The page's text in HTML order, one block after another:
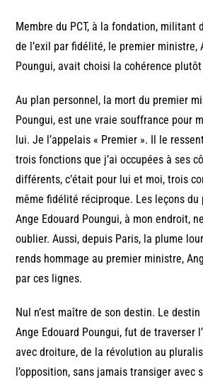
Membre du PCT, à la fondation, militant
de l’exil par fidélité, le premier ministre,
Poungui, avait choisi la cohérence
Au plan personnel, la mort du premier
Poungui, est une vraie souffrance pour
lui. Je l’appelais « Premier ». Il le
trois fonctions que j’ai occupées à ses
différents, c’était pour lui et moi, trois
même fidélité réciproque. Les leçons
Ange Edouard Poungui, à mon endroit,
oublier. Aussi, depuis Paris, la plume
rends hommage au premier ministre,
par ces lignes.
Nul n’est maître de son destin. Le
Ange Edouard Poungui, fut de traverser
avec droiture, de la révolution au
l’opposition, sans jamais transiger avec